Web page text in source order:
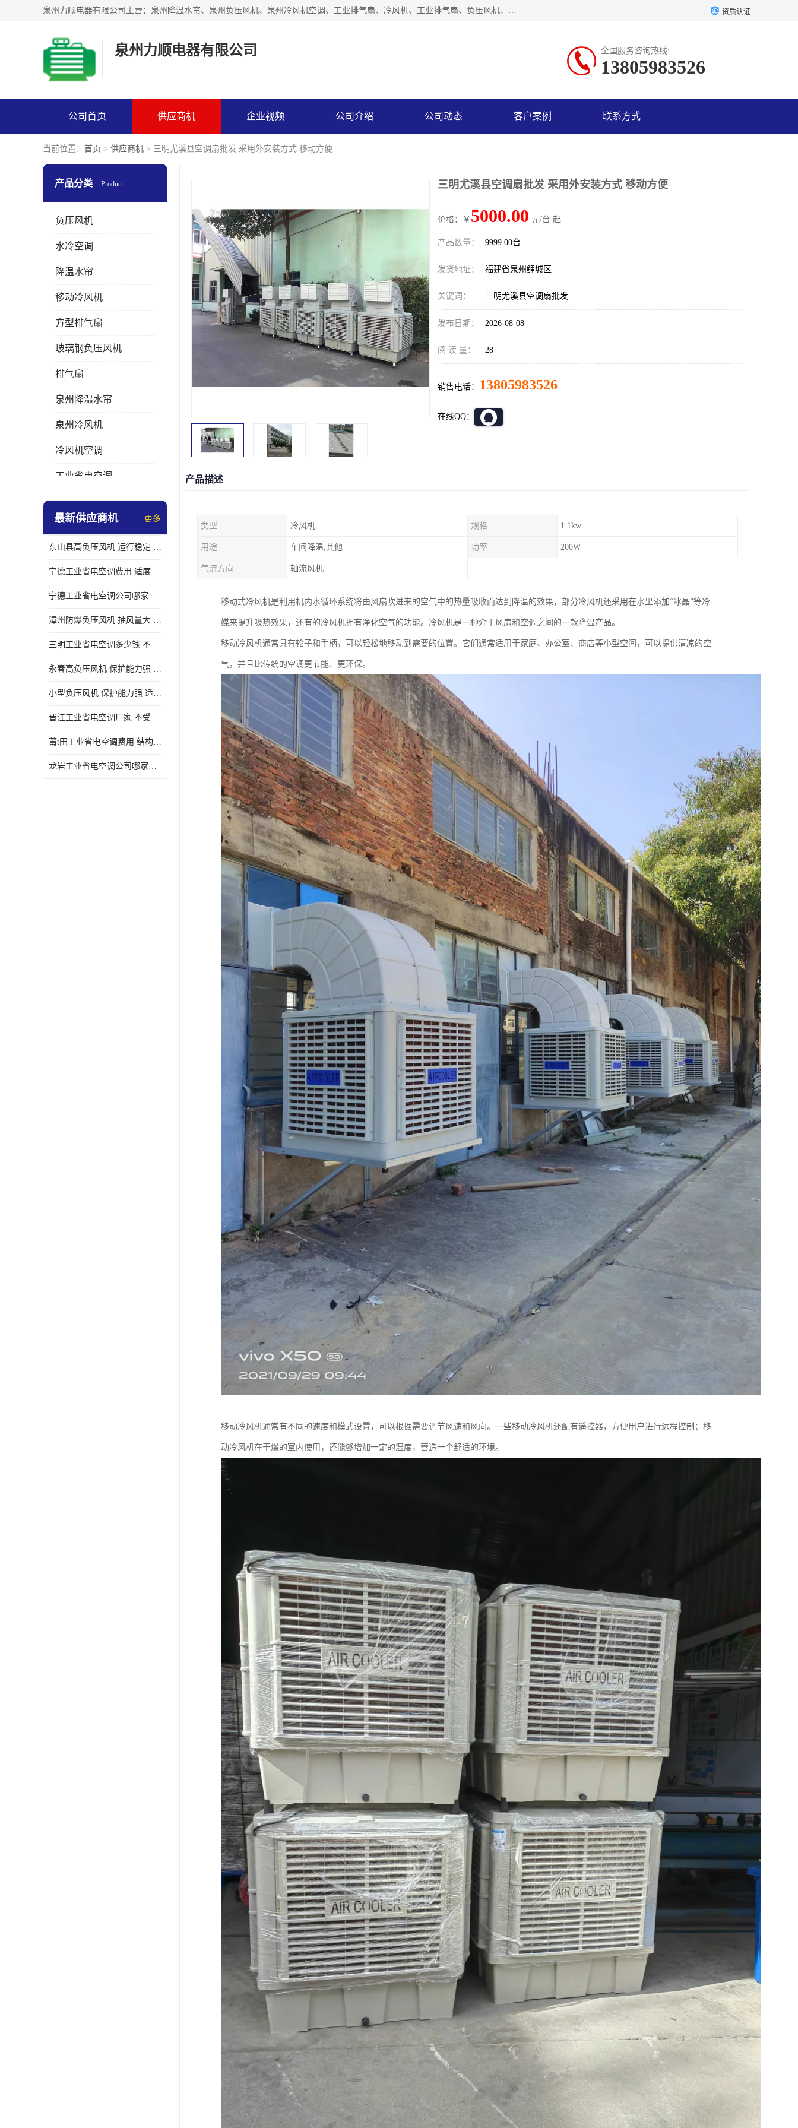
泉州力顺电器有限公司主营：泉州降温水帘、泉州负压风机、泉州冷风机空调、工业排气扇、冷风机、工业排气扇、负压风机、负压风机、水冷空调、降温水帘等产品。为用户解决了通风、降温、除味、除尘等难题，其环保、节能的理念与用户的实践检验结果相吻合，赢得了广大客户的信誉和青睐。 资质认证
泉州力顺电器有限公司 全国服务咨询热线:
13805983526
公司首页 供应商机 企业视频 公司介绍 公司动态 客户案例 联系方式
当前位置： 首页 > 供应商机 > 三明尤溪县空调扇批发 采用外安装方式 移动方便
产品分类 Product
负压风机
水冷空调
降温水帘
移动冷风机
方型排气扇
玻璃钢负压风机
排气扇
泉州降温水帘
泉州冷风机
冷风机空调
工业省电空调
工业大吊扇
最新供应商机 更多
东山县高负压风机 运行稳定 耐高温 防腐蚀
宁德工业省电空调费用 适度较高 节省占用空间
宁德工业省电空调公司哪家好 适度较高 结构紧凑 美观
漳州防爆负压风机 抽风量大 通风降温效果好
三明工业省电空调多少钱 不受管长限制 保持空气湿润
永春高负压风机 保护能力强 体积大 风道大
小型负压风机 保护能力强 适用面积广
晋江工业省电空调厂家 不受管长限制 节省占用空间
莆t田工业省电空调费用 结构紧凑 美观 能耗低 噪音小
龙岩工业省电空调公司哪家好 适应性强 维护简单
三明尤溪县空调扇批发 采用外安装方式 移动方便
价格：￥ 5000.00 元/台 起
产品数量： 9999.00台
发货地址： 福建省泉州鲤城区
关键词： 三明尤溪县空调扇批发
发布日期： 2026-08-08
阅 读 量： 28
销售电话： 13805983526
在线QQ：
产品描述
类型 冷风机 规格 1.1kw
用途 车间降温,其他 功率 200W
气流方向 轴流风机
移动式冷风机是利用机内水循环系统将由风扇吹进来的空气中的热量吸收而达到降温的效果，部分冷风机还采用在水里添加“冰晶”等冷
媒来提升吸热效果，还有的冷风机拥有净化空气的功能。冷风机是一种介于风扇和空调之间的一款降温产品。
移动冷风机通常具有轮子和手柄，可以轻松地移动到需要的位置。它们通常适用于家庭、办公室、商店等小型空间，可以提供清凉的空
气，并且比传统的空调更节能、更环保。
移动冷风机通常有不同的速度和模式设置，可以根据需要调节风速和风向。一些移动冷风机还配有遥控器，方便用户进行远程控制；移
动冷风机在干燥的室内使用，还能够增加一定的湿度，营造一个舒适的环境。